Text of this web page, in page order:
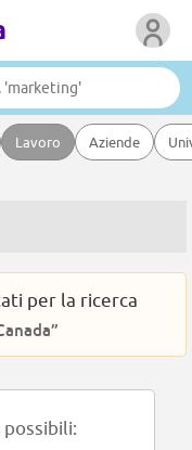
Lavoro Aziende
per la ricerca